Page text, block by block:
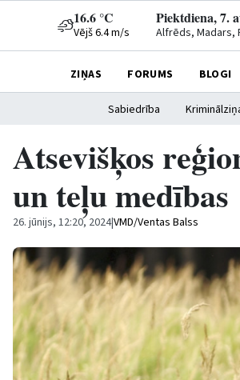
16.6 °C
Vējš 6.4 m/s
Piektdiena, 7.
Alfrēds, Madars,
ZIŅAS FORUMS BLOGI
Sabiedrība
Atsevišķos
un teļu medības
26. jūnijs, 12:20, 2024|VMD/Ventas Balss